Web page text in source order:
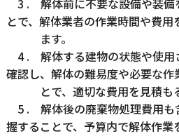
3 . 解体前に不要な設備や装備
とで、解体業者の作業時間や費
ます。
4 . 解体する建物の状態や使用
確認し、解体の難易度や必要な作
とで、適切な費用を見積もる
5 . 解体後の廃棄物処理費用も
握することで、予算内で解体作業